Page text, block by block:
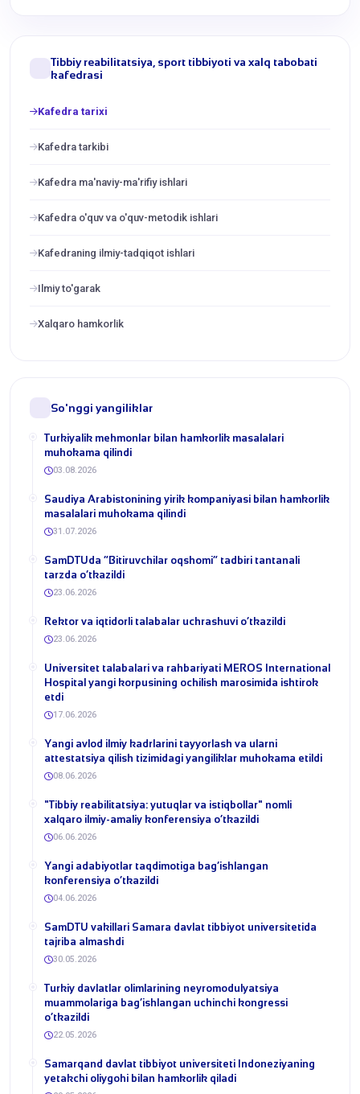
Tibbiy reabilitatsiya, sport tibbiyoti va xalq tabobati
kafedrasi
Kafedra tarixi
Kafedra tarkibi
Kafedra ma'naviy-ma'rifiy ishlari
Kafedra o'quv va o'quv-metodik ishlari
Kafedraning ilmiy-tadqiqot ishlari
Ilmiy to'garak
Xalqaro hamkorlik
So'nggi yangiliklar
Turkiyalik mehmonlar bilan hamkorlik masalalari
muhokama qilindi
03.08.2026
​Saudiya Arabistonining yirik kompaniyasi bilan hamkorlik
masalalari muhokama qilindi
31.07.2026
​SamDTUda “Bitiruvchilar oqshomi” tadbiri tantanali
tarzda o‘tkazildi
23.06.2026
​Rektor va iqtidorli talabalar uchrashuvi o‘tkazildi
23.06.2026
Universitet talabalari va rahbariyati MEROS International
Hospital yangi korpusining ochilish marosimida ishtirok
etdi
17.06.2026
Yangi avlod ilmiy kadrlarini tayyorlash va ularni
attestatsiya qilish tizimidagi yangiliklar muhokama etildi
08.06.2026
​"Tibbiy reabilitatsiya: yutuqlar va istiqbollar" nomli
xalqaro ilmiy-amaliy konferensiya o‘tkazildi
06.06.2026
​Yangi adabiyotlar taqdimotiga bag‘ishlangan
konferensiya o‘tkazildi
04.06.2026
SamDTU vakillari Samara davlat tibbiyot universitetida
tajriba almashdi
30.05.2026
​Turkiy davlatlar olimlarining neyromodulyatsiya
muammolariga bag‘ishlangan uchinchi kongressi
o‘tkazildi
22.05.2026
Samarqand davlat tibbiyot universiteti Indoneziyaning
yetakchi oliygohi bilan hamkorlik qiladi